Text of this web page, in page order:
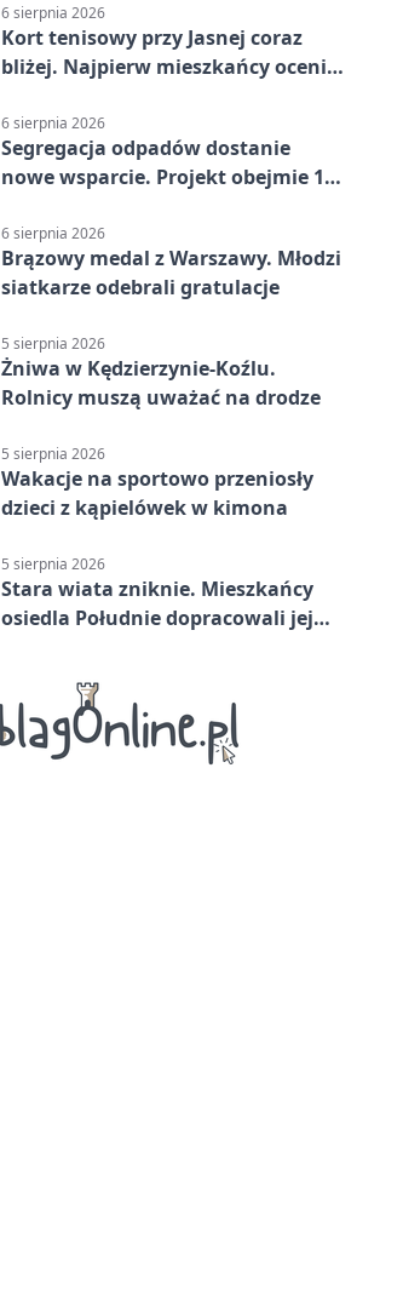
6 sierpnia 2026
Kort tenisowy przy Jasnej coraz
bliżej. Najpierw mieszkańcy ocenią
6 sierpnia 2026
Segregacja odpadów dostanie
nowe wsparcie. Projekt obejmie 15
6 sierpnia 2026
Brązowy medal z Warszawy. Młodzi
siatkarze odebrali gratulacje
5 sierpnia 2026
Żniwa w Kędzierzynie-Koźlu.
Rolnicy muszą uważać na drodze
5 sierpnia 2026
Wakacje na sportowo przeniosły
dzieci z kąpielówek w kimona
5 sierpnia 2026
Stara wiata zniknie. Mieszkańcy
osiedla Południe dopracowali jej